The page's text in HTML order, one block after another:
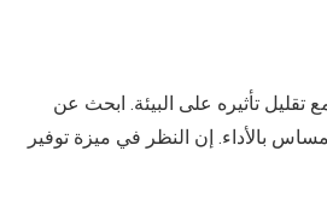
تقليل تأثيره على البيئة. ابحث عن
بالأداء. إن النظر في ميزة توفير